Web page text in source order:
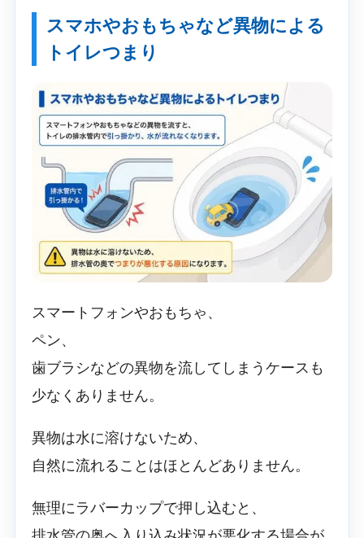
スマホやおもちゃなど異物による
トイレつまり
スマートフォンやおもちゃ、
ペン、
歯ブラシなどの異物を流してしまうケースも
少なくありません。
異物は水に溶けないため、
自然に流れることはほとんどありません。
無理にラバーカップで押し込むと、